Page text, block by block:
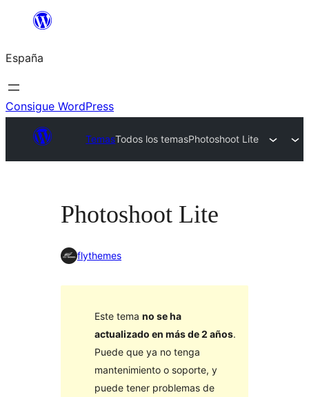
Saltar
contenido
España
Consigue WordPress
TemasTodos los temasPhotoshoot Lite
Photoshoot Lite
flythemes
Este tema no se ha
actualizado en más de 2 años.
Puede que ya no tenga
mantenimiento o soporte, y
puede tener problemas de